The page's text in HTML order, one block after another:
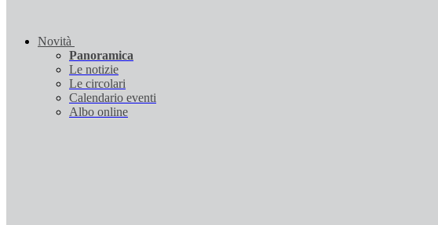
Novità
Panoramica
Le notizie
Le circolari
Calendario eventi
Albo online